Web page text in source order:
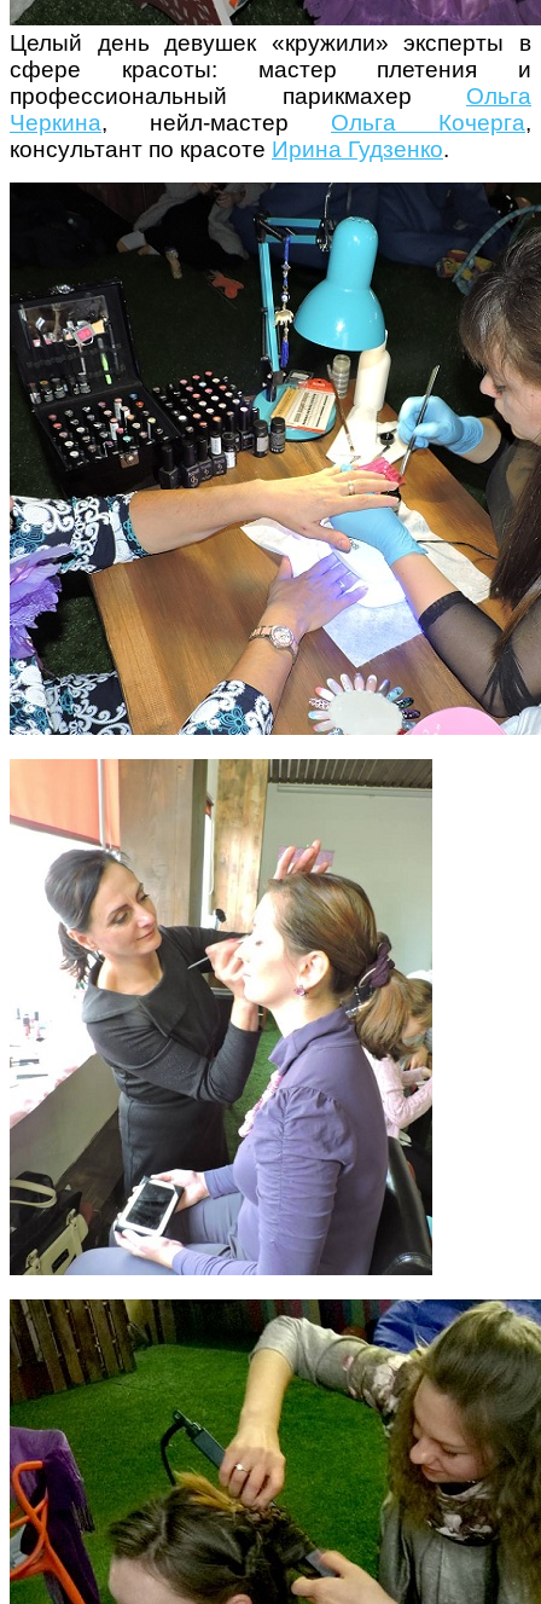
Целый день девушек «кружили» эксперты в
сфере красоты: мастер плетения и
профессиональный парикмахер Ольга
Черкина, нейл-мастер Ольга Кочерга,
консультант по красоте Ирина Гудзенко.